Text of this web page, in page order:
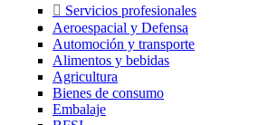
Servicios profesionales
Aeroespacial y Defensa
Automoción y transporte
Alimentos y bebidas
Agricultura
Bienes de consumo
Embalaje